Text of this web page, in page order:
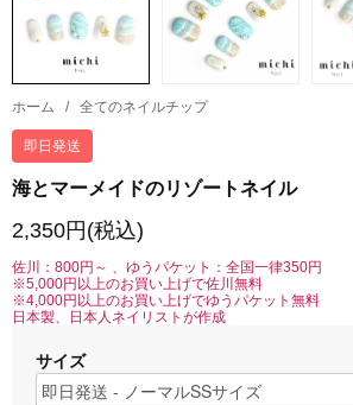
ホーム / 全てのネイルチップ
即日発送
海とマーメイドのリゾートネイル
2,350円(税込)
佐川：800円～ 、ゆうパケット：全国一律350円
※5,000円以上のお買い上げで佐川無料
※4,000円以上のお買い上げでゆうパケット無料
日本製、日本人ネイリストが作成
サイズ